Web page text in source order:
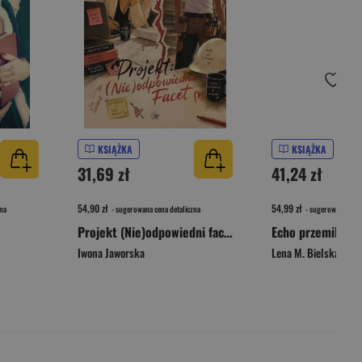
KSIĄŻKA
31,69 zł
54,90 zł - sugerowana cena detaliczna
Projekt (Nie)odpowiedni facet
Iwona Jaworska
KSIĄŻKA
41,24 zł
54,99 zł - sugerowana
Echo
Lena M. Bielska